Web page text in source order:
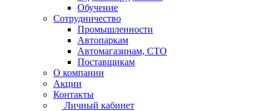
Обучение
Сотрудничество
Промышленности
Автопаркам
Автомагазинам, СТО
Поставщикам
О компании
Акции
Контакты
Личный кабинет